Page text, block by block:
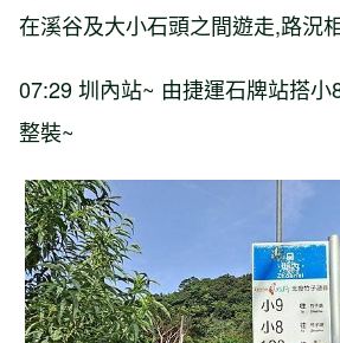
在溪谷及大小石頭之間遊走,路況
07:29 圳內站~ 由捷運石牌站搭
整裝~